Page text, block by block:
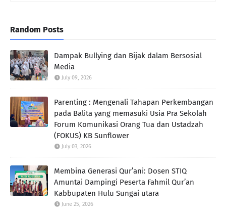
Random Posts
Dampak Bullying dan Bijak dalam Bersosial
Media
July 09, 2026
Parenting : Mengenali Tahapan Perkembangan
pada Balita yang memasuki Usia Pra Sekolah
Forum Komunikasi Orang Tua dan Ustadzah
(FOKUS) KB Sunflower
July 03, 2026
Membina Generasi Qur’ani: Dosen STIQ
Amuntai Dampingi Peserta Fahmil Qur’an
Kabbupaten Hulu Sungai utara
June 25, 2026